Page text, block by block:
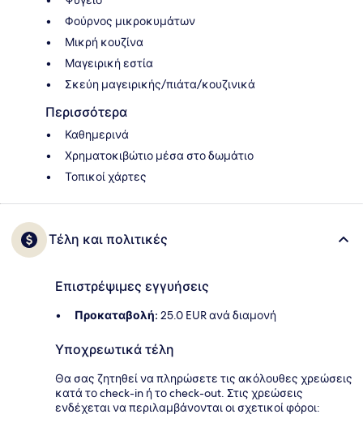
Φούρνος μικροκυμάτων
Μικρή κουζίνα
Μαγειρική εστία
Σκεύη μαγειρικής/πιάτα/κουζινικά
Περισσότερα
Καθημερινά
Χρηματοκιβώτιο μέσα στο δωμάτιο
Τοπικοί χάρτες
Τέλη και πολιτικές
Επιστρέψιμες εγγυήσεις
Προκαταβολή: 25.0 EUR ανά διαμονή
Υποχρεωτικά τέλη
Θα σας ζητηθεί να πληρώσετε τις ακόλουθες χρεώσεις
κατά το check-in ή το check-out. Στις χρεώσεις
ενδέχεται να περιλαμβάνονται οι σχετικοί φόροι: